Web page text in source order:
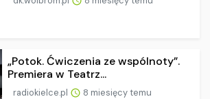
„Potok. Ćwiczenia ze wspólnoty”.
Premiera w Teatrz...
radiokielce.pl 8 miesięcy temu